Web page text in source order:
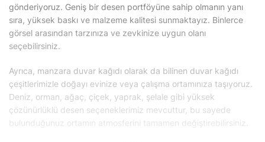
gönderiyoruz. Geniş bir desen portföyüne sahip olmanın yanı
sıra, yüksek baskı ve malzeme kalitesi sunmaktayız. Binlerce
görsel arasından tarzınıza ve zevkinize uygun olanı
seçebilirsiniz.
Ayrıca, manzara duvar kağıdı olarak da bilinen duvar kağıdı
çeşitlerimizle doğayı evinize veya çalışma ortamınıza taşıyoruz.
Deniz, orman, ağaç, çiçek, yaprak, şelale gibi yüksek
çözünürlüklü desen seçeneklerimiz mevcuttur, bu sayede
bulunduğunuz ortamın atmosferini tamamen değiştirebilirsiniz.